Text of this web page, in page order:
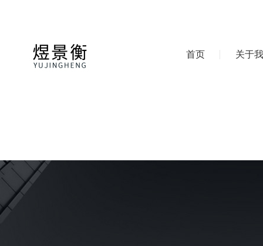
首页 关于